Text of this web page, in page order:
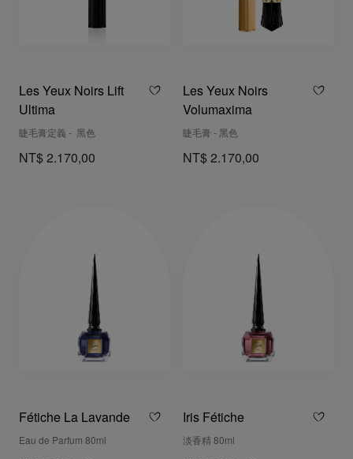
Les Yeux Noirs Lift
Ultima
睫毛膏定義 - 黑色
NT$ 2.170,00
Les Yeux Noirs
Volumaxima
睫毛膏 - 黑色
NT$ 2.170,00
Fétiche La Lavande
Eau de Parfum 80ml
Iris Fétiche
淡香精 80ml